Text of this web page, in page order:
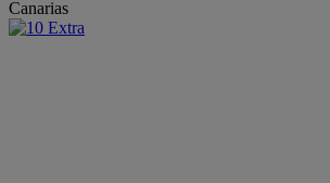
Canarias